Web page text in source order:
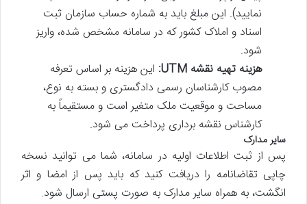
نمایید). این مبلغ باید به شماره حساب سازمان ثبت
اسناد و املاک کشور که در سامانه مشخص شده، واریز
شود.
هزینه تهیه نقشه UTM:
این هزینه بر اساس تعرفه
مصوب کارشناسان رسمی دادگستری و بسته به نوع،
مساحت و موقعیت ملک متغیر است و مستقیماً به
کارشناس نقشه برداری پرداخت می شود.
سایر مدارک
پس از ثبت اطلاعات اولیه در سامانه، شما می توانید نسخه
چاپی تقاضانامه را دریافت کنید که باید پس از امضا و اثر
انگشت، به همراه سایر مدارک به صورت پستی ارسال شود.